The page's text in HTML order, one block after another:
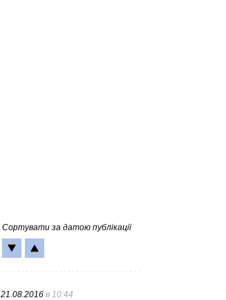
Сортувати за датою публікації
21.08.2016 в 10:44